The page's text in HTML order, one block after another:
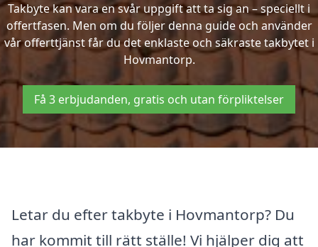
Takbyte kan vara en svår uppgift att ta sig an – speciellt i
offertfasen. Men om du följer denna guide och använder
vår offerttjänst får du det enklaste och säkraste takbytet i
Hovmantorp.
Få 3 erbjudanden, gratis och utan förpliktelser
Letar du efter takbyte i Hovmantorp? Du
har kommit till rätt ställe! Vi hjälper dig att